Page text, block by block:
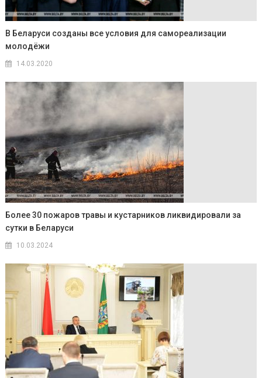
В Беларуси созданы все условия для самореализации
молодёжи
14.03.2020
Более 30 пожаров травы и кустарников ликвидировали за
сутки в Беларуси
10.03.2024